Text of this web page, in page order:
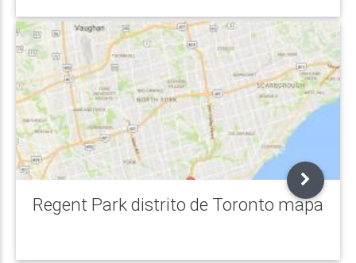
Regent Park distrito de Toronto mapa